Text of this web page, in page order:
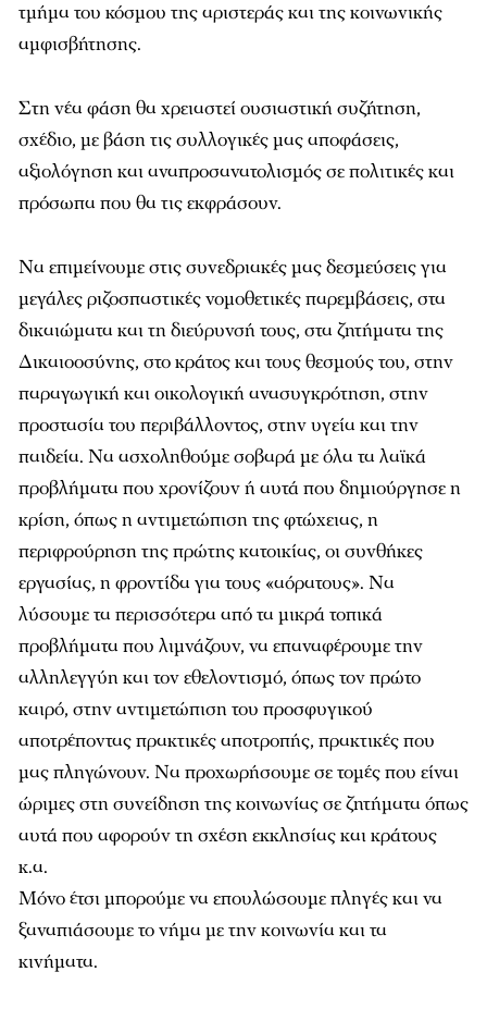
τμήμα του κόσμου της αριστεράς και της κοινωνικής
αμφισβήτησης.
Στη νέα φάση θα χρειαστεί ουσιαστική συζήτηση,
σχέδιο, με βάση τις συλλογικές μας αποφάσεις,
αξιολόγηση και αναπροσανατολισμός σε πολιτικές και
πρόσωπα που θα τις εκφράσουν.
Να επιμείνουμε στις συνεδριακές μας δεσμεύσεις για
μεγάλες ριζοσπαστικές νομοθετικές παρεμβάσεις, στα
δικαιώματα και τη διεύρυνσή τους, στα ζητήματα της
Δικαιοοσύνης, στο κράτος και τους θεσμούς του, στην
παραγωγική και οικολογική ανασυγκρότηση, στην
προστασία του περιβάλλοντος, στην υγεία και την
παιδεία. Να ασχοληθούμε σοβαρά με όλα τα λαϊκά
προβλήματα που χρονίζουν ή αυτά που δημιούργησε η
κρίση, όπως η αντιμετώπιση της φτώχειας, η
περιφρούρηση της πρώτης κατοικίας, οι συνθήκες
εργασίας, η φροντίδα για τους «αόρατους». Να
λύσουμε τα περισσότερα από τα μικρά τοπικά
προβλήματα που λιμνάζουν, να επαναφέρουμε την
αλληλεγγύη και τον εθελοντισμό, όπως τον πρώτο
καιρό, στην αντιμετώπιση του προσφυγικού
αποτρέποντας πρακτικές αποτροπής, πρακτικές που
μας πληγώνουν. Να προχωρήσουμε σε τομές που είναι
ώριμες στη συνείδηση της κοινωνίας σε ζητήματα όπως
αυτά που αφορούν τη σχέση εκκλησίας και κράτους
κ.α.
Μόνο έτσι μπορούμε να επουλώσουμε πληγές και να
ξαναπιάσουμε το νήμα με την κοινωνία και τα
κινήματα.